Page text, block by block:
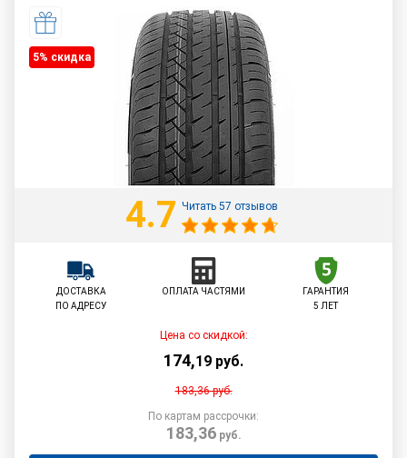
5% cкидка
4.7 Читать 57 отзывов
ДОСТАВКА
ПО АДРЕСУ
ОПЛАТА ЧАСТЯМИ
ГАРАНТИЯ
5 ЛЕТ
Цена со скидкой:
174,19 руб.
183,36руб.
По картам рассрочки:
183,36руб.